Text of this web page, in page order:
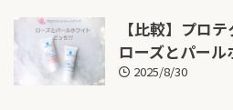
【比較】プロ
ローズとパール
2025/8/30